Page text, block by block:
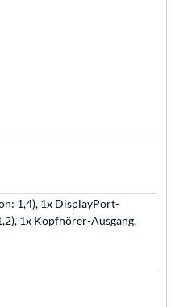
1,4), 1x DisplayPort-
1x Kopfhörer-Ausgang,